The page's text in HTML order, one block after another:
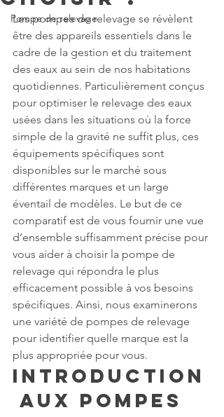
Pompe de relevage
Les pompes de relevage se révèlent
être des appareils essentiels dans le
cadre de la gestion et du traitement
des eaux au sein de nos habitations
quotidiennes. Particulièrement conçus
pour optimiser le relevage des eaux
usées dans les situations où la force
simple de la gravité ne suffit plus, ces
équipements spécifiques sont
disponibles sur le marché sous
différentes marques et un large
éventail de modèles. Le but de ce
comparatif est de vous fournir une vue
d’ensemble suffisamment précise pour
vous aider à choisir la pompe de
relevage qui répondra le plus
efficacement possible à vos besoins
spécifiques. Ainsi, nous examinerons
une variété de pompes de relevage
pour identifier quelle marque est la
plus appropriée pour vous.
Introduction
aux Pompes